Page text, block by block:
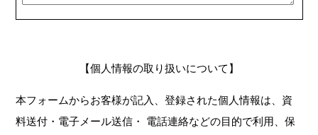
【個人情報の取り扱いについて】
本フォームからお客様が記入、登録された個人情報は、資
料送付・電子メール送信・ 電話連絡などの目的で利用、保